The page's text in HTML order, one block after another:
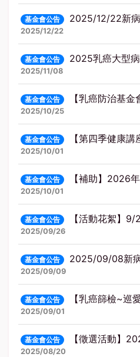
基金會公告 2025/12/22新
2025/12/22
基金會公告 2025乳癌大型病友會溫馨落
2025/11/08
基金會公告 【乳癌防治基金會 x #
2025/10/25
基金會公告 【第四季健康講
2025/10/01
基金會公告 【補助】2026年乳房
2025/10/01
基金會公告 【活動花絮】
2025/09/26
基金會公告 2025/09/08新
2025/09/09
基金會公告 【乳癌篩檢~巡愛雲林~】
2025/09/01
基金會公告 【徵選活動】
2025/08/20